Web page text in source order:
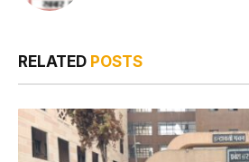
RELATED POSTS